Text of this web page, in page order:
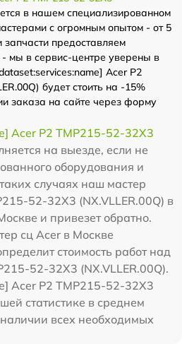
в нашем специализированном
с огромным опытом - от 5
предоставляем
мы в сервис-центре уверены в
Acer P2
будет стоить на -15%
заказа на сайте через форму
Acer P2 TMP215-52-32X3
на выезде, если не
оборудования и
случаях наш мастер
52-32X3 (NX.VLLER.00Q) в
и привезет обратно.
сц Acer в Москве
стоимость работ над
52-32X3 (NX.VLLER.00Q).
Acer P2 TMP215-52-32X3
статистике в среднем
всех необходимых